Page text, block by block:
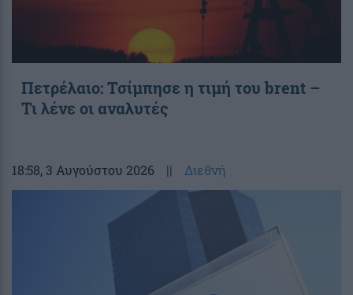
Πετρέλαιο: Τσίμπησε η τιμή του brent –
Τι λένε οι αναλυτές
18:58, 3 Αυγούστου 2026 || Διεθνή